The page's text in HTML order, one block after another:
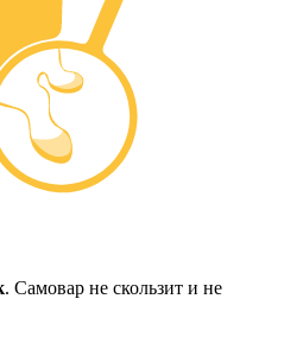
. Самовар не скользит и не